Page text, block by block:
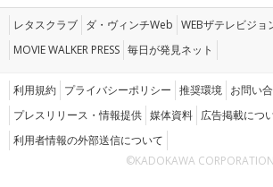
レタスクラブ ダ・ヴィンチWeb WEBザテレビジョ
MOVIE WALKER PRESS 毎日が発見ネット
利用規約 プライバシーポリシー 推奨環境 お問い
プレスリリース・情報提供 媒体資料 広告掲載につ
利用者情報の外部送信について
©KADOKAWA CORPORATION